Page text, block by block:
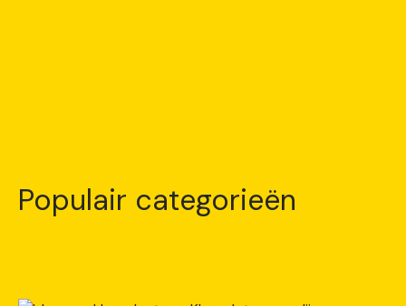
Populair categorieën